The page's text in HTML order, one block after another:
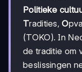
Politieke
Tradities,O
(TOKO). In
de traditie om
beslissingen